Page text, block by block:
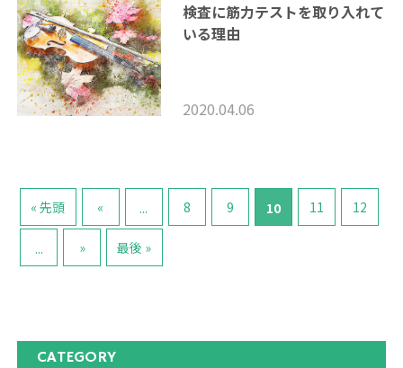
検査に筋力テストを取り入れて
いる理由
2020.04.06
« 先頭 « ... 8 9 10 11 12
... » 最後 »
CATEGORY